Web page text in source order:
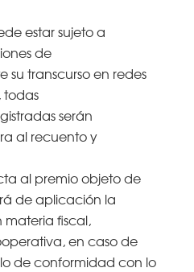
estar sujeto a
de
transcurso en redes
todas
serán
al recuento y
al premio objeto de
de aplicación la
fiscal,
en caso de
de conformidad con lo